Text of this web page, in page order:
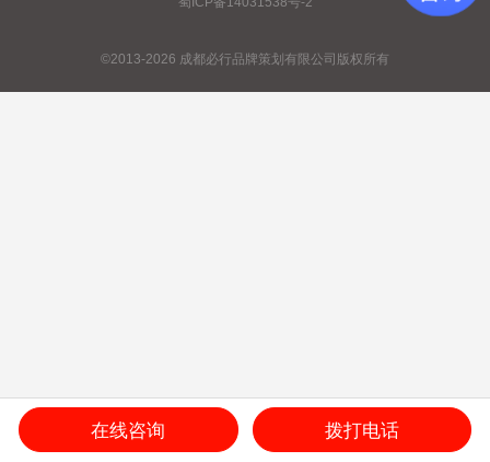
©2013-2026 成都必行品牌策划有限公司版权所有
在线咨询 拨打电话